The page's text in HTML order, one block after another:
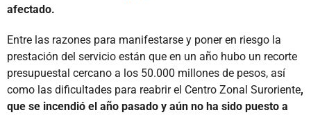
afectado.
Entre las razones para manifestarse y poner en riesgo la
prestación del servicio están que en un año hubo un recorte
presupuestal cercano a los 50.000 millones de pesos, así
como las dificultades para reabrir el Centro Zonal Suroriente,
que se incendió el año pasado y aún no ha sido puesto a